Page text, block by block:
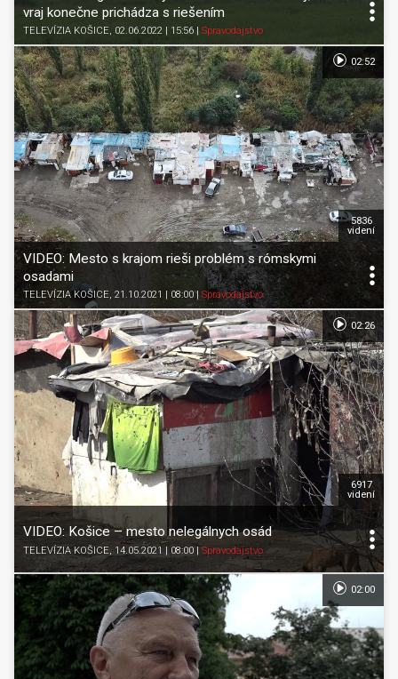
vraj konečne prichádza s riešením
TELEVÍZIA KOŠICE, 02.06.2022 | 15:56 Spravodajstvo
VIDEO: Mesto s krajom rieši problém s rómskymi
osadami
TELEVÍZIA KOŠICE, 21.10.2021 | 08:00| Spravodajstvo
5836
videní
02:52
VIDEO: Košice – mesto nelegálnych osád
TELEVÍZIA KOŠICE, 14.05.2021 | 08:00 | Spravodajstvo
6917
videní
02:26
02:00